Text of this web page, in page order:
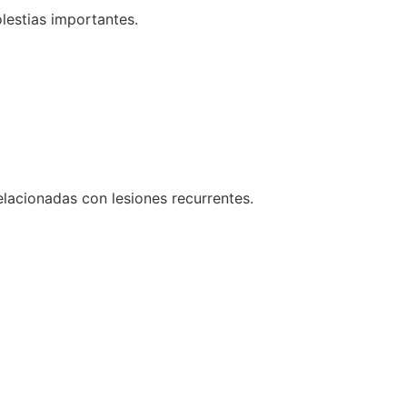
importantes.
con lesiones recurrentes.